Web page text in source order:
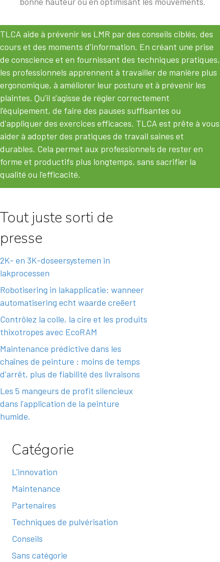
TLCA aide à prévenir les LMR par des conseils ciblés, des
cours et des moments d'information. En créant une prise
de conscience et en fournissant des techniques pratiques,
les professionnels apprennent à travailler de manière plus
ergonomique, à améliorer leur posture et à prévenir les
plaintes. Qu'il s'agisse de régler correctement
l'équipement, de faire des pauses suffisantes ou
d'appliquer des exercices efficaces. TLCA est prête à vous
aider à adopter des pratiques de travail saines et
durables. Cela permet aux professionnels de rester en
forme et productifs plus longtemps, sans sacrifier la
qualité ou l'efficacité.
Tout juste sorti de
presse
2K- en 3K-doseersystemen in
lakprocessen
Robotisering in lakapplicatie: wanneer
automatisering echt waarde creëert
Contrôlez la colle, la cire et les produits
thixotropes avec EcoRAM
Maintenance prédictive dans les
chaînes de peinture : moins de temps
d'arrêt, plus de fiabilité des livraisons
Les 5 mangeurs de profit silencieux
dans l'application de la peinture
humide.
Catégorie
L'innovation
Maintenance
Partenaires
Techniques de pulvérisation
Conseils
Sans catégorie